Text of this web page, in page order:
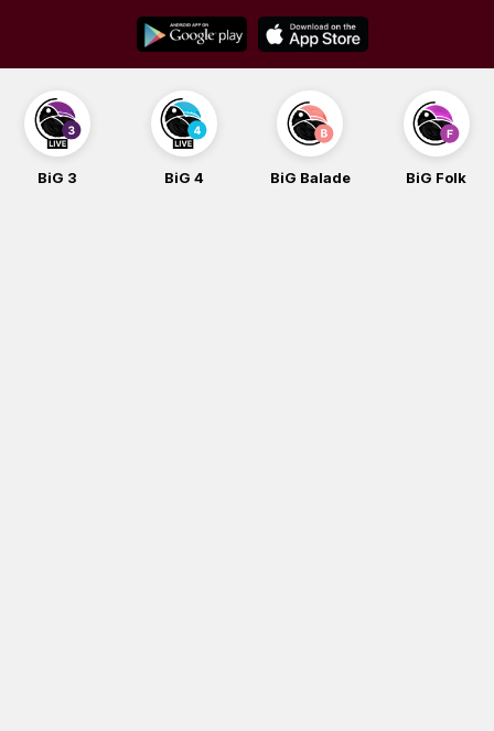
content
BiG Balade BiG Folk